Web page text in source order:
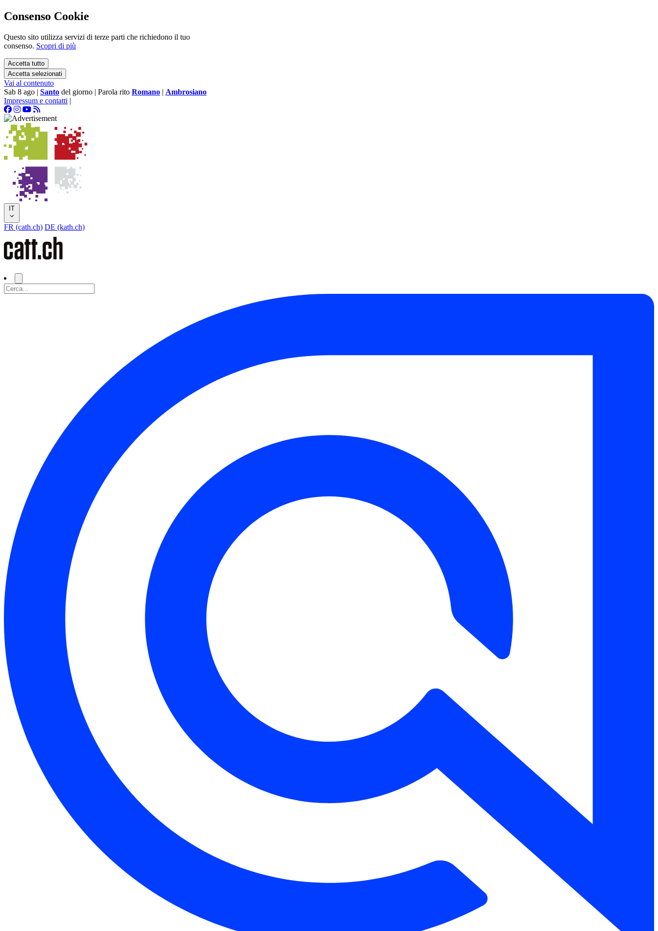
Consenso Cookie
Questo sito utilizza servizi di terze parti che richiedono il tuo
consenso. Scopri di più
Accetta tutto
Accetta selezionati
Vai al contenuto
Sab 8 ago | Santo del giorno | Parola rito Romano | Ambrosiano
Impressum e contatti |
IT
FR (cath.ch) DE (kath.ch)